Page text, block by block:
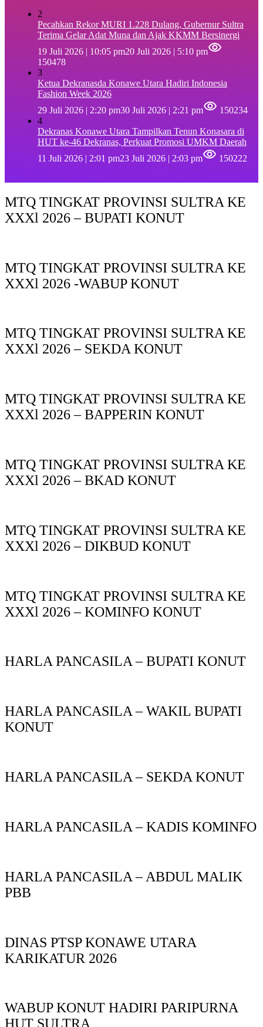
2
Pecahkan Rekor MURI 1.228 Dulang, Gubernur Sultra
Terima Gelar Adat Muna dan Ajak KKMM Bersinergi
19 Juli 2026 | 10:05 pm20 Juli 2026 | 5:10 pm
150478
3
Ketua Dekranasda Konawe Utara Hadiri Indonesia
Fashion Week 2026
29 Juli 2026 | 2:20 pm30 Juli 2026 | 2:21 pm
150234
4
Dekranas Konawe Utara Tampilkan Tenun Konasara di
HUT ke-46 Dekranas, Perkuat Promosi UMKM Daerah
11 Juli 2026 | 2:01 pm23 Juli 2026 | 2:03 pm 150222
MTQ TINGKAT PROVINSI SULTRA KE
XXXl 2026 – BUPATI KONUT
MTQ TINGKAT PROVINSI SULTRA KE
XXXl 2026 -WABUP KONUT
MTQ TINGKAT PROVINSI SULTRA KE
XXXl 2026 – SEKDA KONUT
MTQ TINGKAT PROVINSI SULTRA KE
XXXl 2026 – BAPPERIN KONUT
MTQ TINGKAT PROVINSI SULTRA KE
XXXl 2026 – BKAD KONUT
MTQ TINGKAT PROVINSI SULTRA KE
XXXl 2026 – DIKBUD KONUT
MTQ TINGKAT PROVINSI SULTRA KE
XXXl 2026 – KOMINFO KONUT
HARLA PANCASILA – BUPATI KONUT
HARLA PANCASILA – WAKIL BUPATI
KONUT
HARLA PANCASILA – SEKDA KONUT
HARLA PANCASILA – KADIS KOMINFO
HARLA PANCASILA – ABDUL MALIK
PBB
DINAS PTSP KONAWE UTARA
KARIKATUR 2026
WABUP KONUT HADIRI PARIPURNA
HUT SULTRA